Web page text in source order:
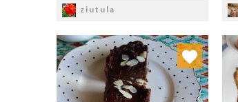
ziutula
Dodaj do ulubionych
Wybierz listę: